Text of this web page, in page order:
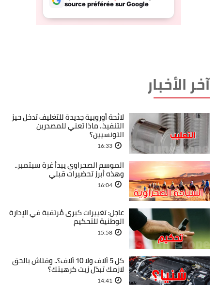
آخر الأخبار
لائحة أوروبية جديدة للتغليف تدخل حيز
التنفيذ.. ماذا تعني للمصدرين
التونسيين؟
16:33
الموسم الصحراوي يبدأ غرة سبتمبر..
وهذه أبرز تحضيرات قبلي
16:04
عاجل: تغييرات كبرى مُرتقبة في الإدارة
الوطنية للتحكيم
15:58
كل 5 آلاف ولا 10 آلاف؟.. وقتاش بالحق
لازمك تبدّل زيت كرهبتك؟
14:41